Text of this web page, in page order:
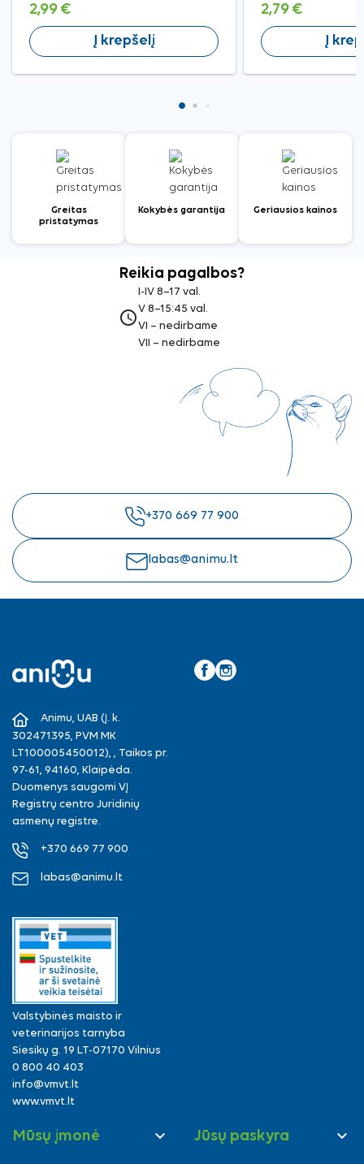
2,99 €
Į krepšelį
2,79 €
Į
Greitas
pristatymas
Kokybės garantija Geriausios kainos
Reikia pagalbos?
access_time
I-IV 8–17 val.
V 8–15:45 val.
VI – nedirbame
VII – nedirbame
+370 669 77 900
labas@animu.lt
Animu, UAB (Į. k.
302471395, PVM MK
LT100005450012), , Taikos pr.
97-61, 94160, Klaipėda.
Duomenys saugomi VĮ
Registrų centro Juridinių
asmenų registre.
+370 669 77 900
labas@animu.lt
Valstybinės maisto ir
veterinarijos tarnyba
Siesikų g. 19 LT-07170 Vilnius
0 800 40 403
info@vmvt.lt
www.vmvt.lt
Mūsų įmonė  Jūsų paskyra 